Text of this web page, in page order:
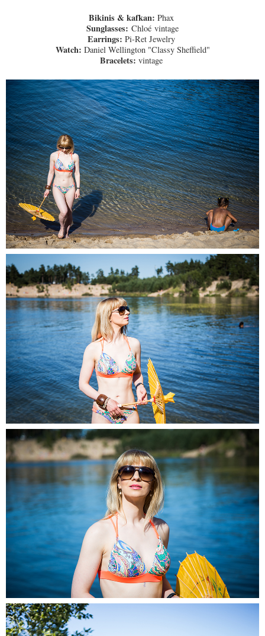
Bikinis & kafkan: Phax
Sunglasses: Chloé vintage
Earrings: Pi-Ret Jewelry
Watch: Daniel Wellington "Classy Sheffield"
Bracelets: vintage